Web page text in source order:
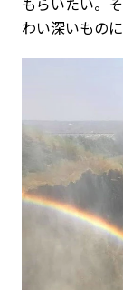
わい深いもの